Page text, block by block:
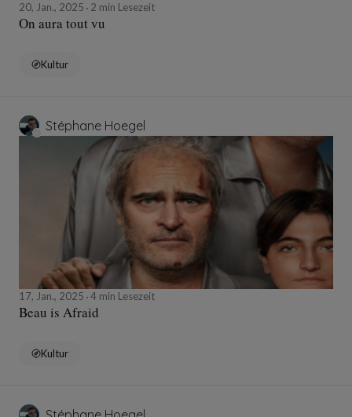
20, Jan., 2025 2 min Lesezeit
On aura tout vu
Kultur
Stéphane Hoegel
17, Jan., 2025 4 min Lesezeit
Beau is Afraid
Kultur